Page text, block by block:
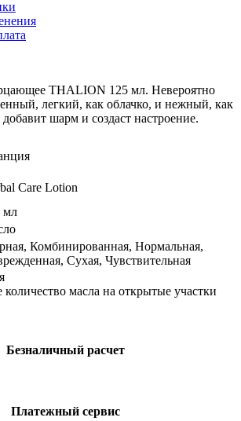
THALION 125 мл. Невероятно
легкий, как облачко, и нежный, как
шарм и создаст настроение.
Care Lotion
мл
Комбинированная, Нормальная,
Сухая, Чувствительная
масла на открытые участки
Безналичный расчет
Платежный сервис